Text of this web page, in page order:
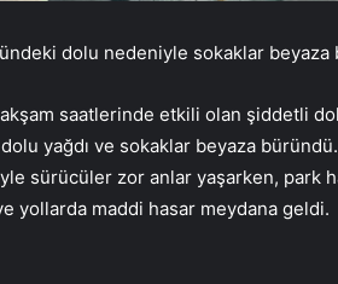
dolu nedeniyle sokaklar beyaza
saatlerinde etkili olan şiddetli
yağdı ve sokaklar beyaza
sürücüler zor anlar yaşarken, park
yollarda maddi hasar meydana geldi.